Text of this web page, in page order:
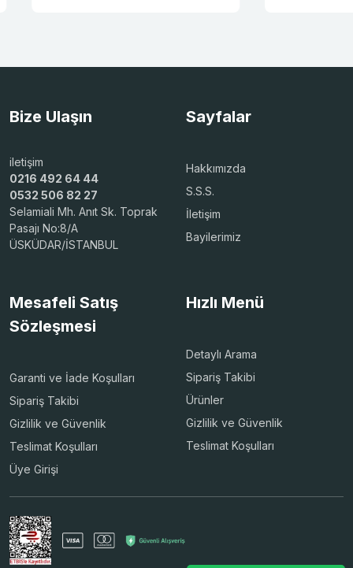
Bize Ulaşın
iletişim
0216 492 64 44
0532 506 82 27
Selamiali Mh. Anıt Sk. Toprak
Pasajı No:8/A
ÜSKÜDAR/İSTANBUL
Sayfalar
Hakkımızda
S.S.S.
İletişim
Bayilerimiz
Mesafeli Satış
Sözleşmesi
Garanti ve İade Koşulları
Sipariş Takibi
Gizlilik ve Güvenlik
Teslimat Koşulları
Üye Girişi
Hızlı Menü
Detaylı Arama
Sipariş Takibi
Ürünler
Gizlilik ve Güvenlik
Teslimat Koşulları